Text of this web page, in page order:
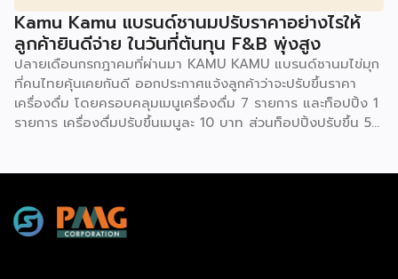
ประการ ต่างกันที่ไม่มีหน้าสาขาให้เดินเข้าไปทำธุรกรรม ทุกอย่าง
ตั้งแต่เปิดบัญชี ฝาก-ถอน โอนเงิน ไปจนถึงขอสินเชื่อ จะทำผ่าน
แอปพลิเคชันทั้งหมด จุดนี้คือสิ่งที่ทำให้ Virtual Bank ต่าง
จาก Mobile Banking ของธนาคารทั่วไปที่เราคุ้นเคย เพราะ
Mobile […]
Kamu Kamu แบรนด์ชานมปรับราคาอย่างไรให้
ลูกค้ายินดีจ่าย ในวันที่ต้นทุน F&B พุ่งสูง
ปลายเดือนกรกฎาคมที่ผ่านมา KAMU KAMU แบรนด์ชานมไข่มุก
ที่คนไทยคุ้นเคยกันดี ออกประกาศแจ้งลูกค้าว่าจะปรับขึ้นราคา
เครื่องดื่ม โดยครอบคลุมเมนูเครื่องดื่ม 7 รายการ และท็อปปิ้ง 1
รายการ เครื่องดื่มปรับขึ้นเมนูละ 10 บาท ส่วนท็อปปิ้งปรับขึ้น 5
สะท้อนโจทย์ใหญ่ที่ผู้ประกอบการ SME สาย F&B ทุกคนกำลัง
เผชิญร่วมกันอยู่ นั่นคือ “จะขึ้นราคาอย่างไรไม่ให้เสียลูกค้า” และ
การตัดสินใจของ KAMU KAMU ครั้งนี้ก็มีบทเรียนที่น่าเอามาแตก